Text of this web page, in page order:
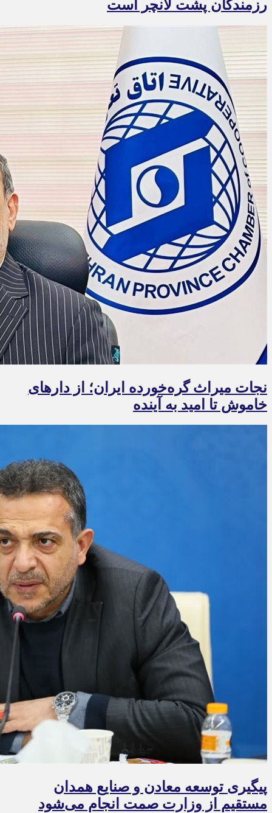
رزمندگان پشت لانچر است
نجات میراث گره‌خورده ایران؛ از دارهای
خاموش تا امید به آینده
پیگیری توسعه معادن و صنایع همدان
مستقیم از وزارت صمت انجام می‌شود